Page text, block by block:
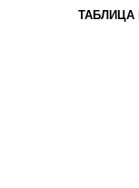
ТАБЛИЦА